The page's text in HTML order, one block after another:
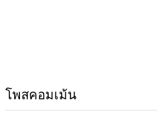
โพสคอมเม้น